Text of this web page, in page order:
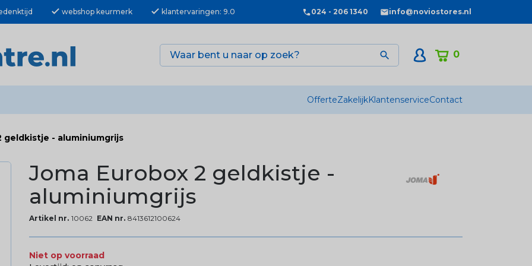
check webshop keurmerk check klantervaringen: 9.0 024 - 206 1340 info@noviostores.nl
0

OfferteZakelijkKlantenserviceContact
geldkistje - aluminiumgrijs
Joma Eurobox 2 geldkistje -
aluminiumgrijs
Artikel nr. 10062 EAN nr. 8413612100624
Niet op voorraad